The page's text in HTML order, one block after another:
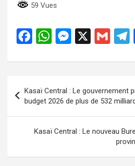
59 Vues
F
ce
b
o
o
k
W
at
A
p
p
M
se
n
g
er
X
G
ail
de
l’article
Kasaï Central : Le gouvernement
budget 2026 de plus de 532
Kasaï Central : Le nouveau